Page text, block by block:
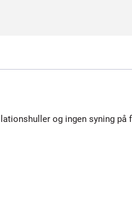
og ingen syning på